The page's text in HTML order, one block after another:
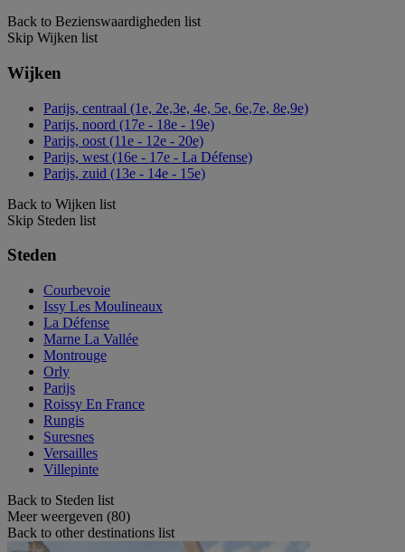
Back to Bezienswaardigheden list
Skip Wijken list
Wijken
Parijs, centraal (1e, 2e,3e, 4e, 5e, 6e,7e, 8e,9e)
Parijs, noord (17e - 18e - 19e)
Parijs, oost (11e - 12e - 20e)
Parijs, west (16e - 17e - La Défense)
Parijs, zuid (13e - 14e - 15e)
Back to Wijken list
Skip Steden list
Steden
Courbevoie
Issy Les Moulineaux
La Défense
Marne La Vallée
Montrouge
Orly
Parijs
Roissy En France
Rungis
Suresnes
Versailles
Villepinte
Back to Steden list
Meer weergeven (80)
Back to other destinations list